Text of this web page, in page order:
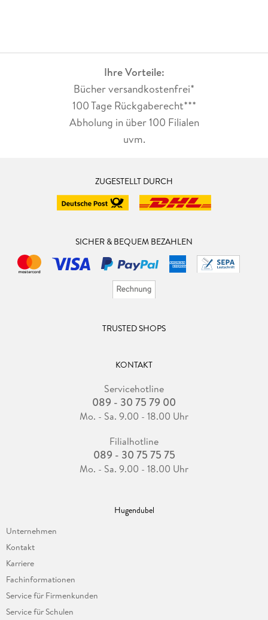
Ihre Vorteile:
Bücher versandkostenfrei*
100 Tage Rückgaberecht***
Abholung in über 100 Filialen
uvm.
ZUGESTELLT DURCH
SICHER & BEQUEM BEZAHLEN
TRUSTED SHOPS
KONTAKT
Servicehotline
089 - 30 75 79 00
Mo. - Sa. 9.00 - 18.00 Uhr
Filialhotline
089 - 30 75 75 75
Mo. - Sa. 9.00 - 18.00 Uhr
Hugendubel
Unternehmen
Kontakt
Karriere
Fachinformationen
Service für Firmenkunden
Service für Schulen